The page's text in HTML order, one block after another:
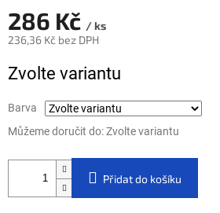
286 Kč / ks
236,36 Kč bez DPH
Zvolte variantu
Barva
Můžeme doručit do:Zvolte variantu
Přidat do košíku